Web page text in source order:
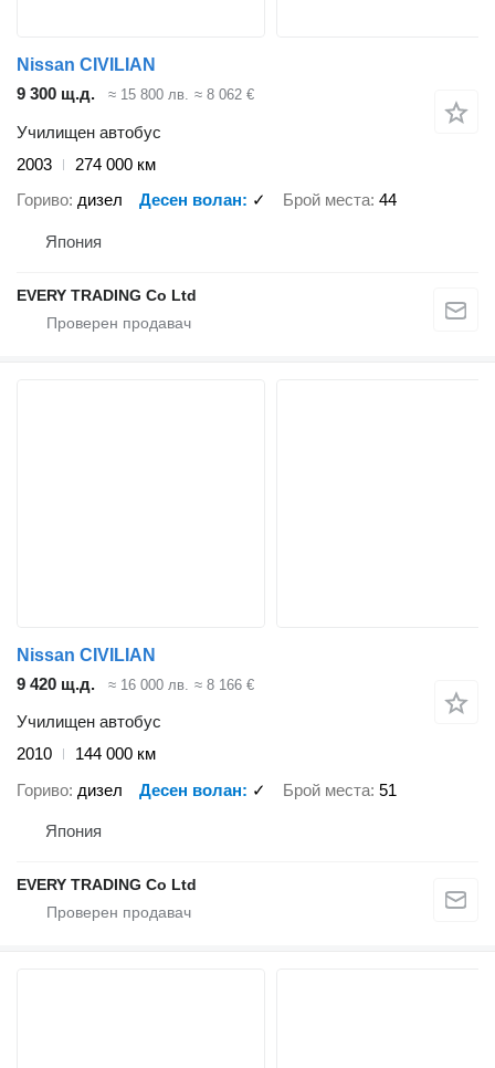
Nissan CIVILIAN
9 300 щ.д.
≈ 15 800 лв. ≈ 8 062 €
Училищен автобус
2003
274 000 км
Гориво дизел Десен волан ✓ Брой места 44
Япония
EVERY TRADING Co Ltd
Nissan CIVILIAN
9 420 щ.д.
≈ 16 000 лв. ≈ 8 166 €
Училищен автобус
2010
144 000 км
Гориво дизел Десен волан ✓ Брой места 51
Япония
EVERY TRADING Co Ltd